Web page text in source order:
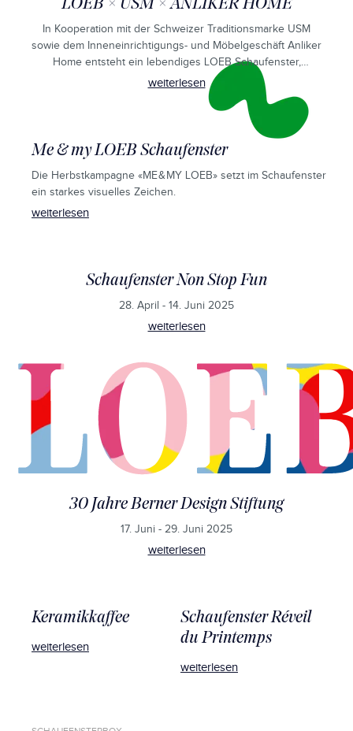
In Kooperation mit der Schweizer Traditionsmarke USM
sowie dem Inneneinrichtigungs- und Möbelgeschäft Anliker
Home entsteht ein lebendiges LOEB Schaufenster,
welches Installation und konkrete Möbelkonfiguration
weiterlesen
Me & my LOEB Schaufenster
Die Herbstkampagne «ME & MY LOEB» setzt im Schaufenster
ein starkes visuelles Zeichen.
weiterlesen
Schaufenster Non Stop Fun
28. April - 14. Juni 2025
weiterlesen
30 Jahre Berner Design Stiftung
17. Juni - 29. Juni 2025
weiterlesen
Keramikkaffee
weiterlesen
Schaufenster Réveil
du Printemps
weiterlesen